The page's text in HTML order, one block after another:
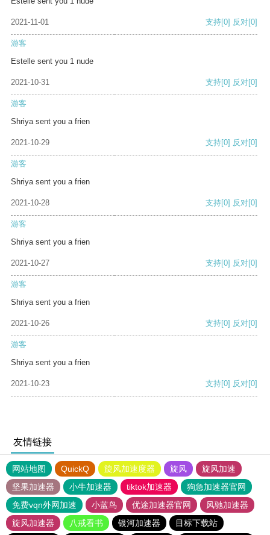
2021-11-01 支持[0] 反对[0]
游客
Estelle sent you 1 nude
2021-10-31 支持[0] 反对[0]
游客
Shriya sent you a frien
2021-10-29 支持[0] 反对[0]
游客
Shriya sent you a frien
2021-10-28 支持[0] 反对[0]
游客
Shriya sent you a frien
2021-10-27 支持[0] 反对[0]
游客
Shriya sent you a frien
2021-10-26 支持[0] 反对[0]
游客
Shriya sent you a frien
2021-10-23 支持[0] 反对[0]
友情链接
网站地图 QuickQ 旋风加速度器 旋风
旋风加速
坚果加速器
小牛加速器 tiktok加速器
狗急加速器官网
免费vqn外网加速
小蓝鸟 优途加速器官网
风驰加速器
旋风加速器
八戒看书 银河加速器 目标下载站